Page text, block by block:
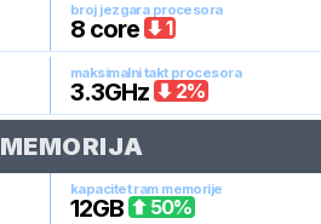
broj jezgara procesora
8 core 1
maksimalni takt procesora
3.3GHz 2%
MEMORIJA
kapacitet ram memorije
12GB 50%